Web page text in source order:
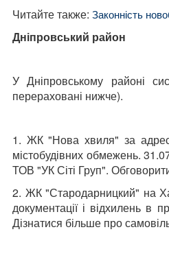
Читайте также: Законність
Дніпровський район
У Дніпровському районі
перераховані нижче).
1. ЖК "Нова хвиля" за
містобудівних обмежень.
ТОВ "УК Сіті Груп".
2. ЖК "Стародарницкий" на
документації і відхилень в
Дізнатися більше про